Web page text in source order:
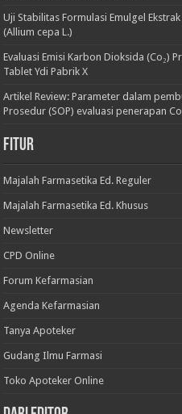
Uji Stabilitas Formulasi Emulgel
(Allium cepa L.)
Evaluasi Emisi Karbon Dioksida (Co₂)
Tablet Ydi Pabrik X
Artikel Review: Parameter dalam
Prosedur (SOP) evaluasi penerapan
Fitur
Majalah Farmasetika Ed. Reguler
Majalah Farmasetika Ed. Khusus
Newsletter
CPD Online
Forum Kefarmasian
Agenda Kefarmasian
Tanya Apoteker
Gudang Ilmu Farmasi
Toko Apoteker Online